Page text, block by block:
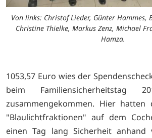
Von links: Christof Lieder, Günter Hammes,
Christine Thielke, Markus Zenz, Michael
Hamza.
1053,57 Euro wies der
beim Familiensicherheitstag
zusammengekommen. Hier
"Blaulichtfraktionen" auf dem
einen Tag lang Sicherheit anhand